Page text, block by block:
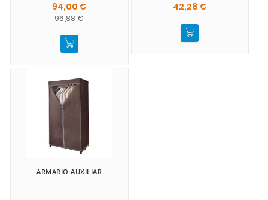
94,00 €
96,88 €
42,28 €
ARMARIO AUXILIAR